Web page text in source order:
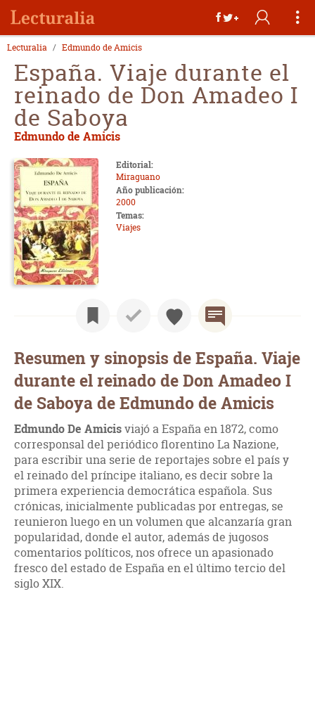
Lecturalia Edmundo de Amicis
España. Viaje durante el
reinado de Don Amadeo I
de Saboya
Edmundo de Amicis
Editorial:
Miraguano
Año publicación:
2000
Temas:
Viajes
Resumen y sinopsis de España. Viaje
durante el reinado de Don Amadeo I
de Saboya de Edmundo de Amicis
Edmundo De Amicisviajó a España en 1872, como
corresponsal del periódico florentino La Nazione,
para escribir una serie de reportajes sobre el país y
el reinado del príncipe italiano, es decir sobre la
primera experiencia democrática española. Sus
crónicas, inicialmente publicadas por entregas, se
reunieron luego en un volumen que alcanzaría gran
popularidad, donde el autor, además de jugosos
comentarios políticos, nos ofrece un apasionado
fresco del estado de España en el último tercio del
siglo XIX.